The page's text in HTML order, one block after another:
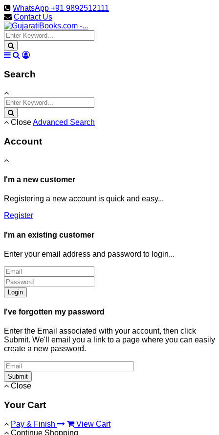
WhatsApp +91 9892512111
Contact Us
Search
CloseAdvanced Search
Account
I'm a new customer
Registering a new account is quick and easy...
Register
I'm an existing customer
Enter your email address and password to login...
Login
I've forgotten my password
Enter the Email associated with your account, then click
Submit. We'll email you a link to a page where you can easily
create a new password.
Submit
Close
Your Cart
Pay & Finish
View Cart
Continue Shopping